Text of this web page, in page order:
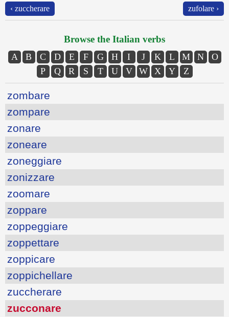
‹ zuccherare zufolare ›
Browse the Italian verbs
A B C D E F G H I J K L M N
O
P
Q R S T U V W X Y Z
zombare
zompare
zonare
zoneare
zoneggiare
zonizzare
zoomare
zoppare
zoppeggiare
zoppettare
zoppicare
zoppichellare
zuccherare
zucconare